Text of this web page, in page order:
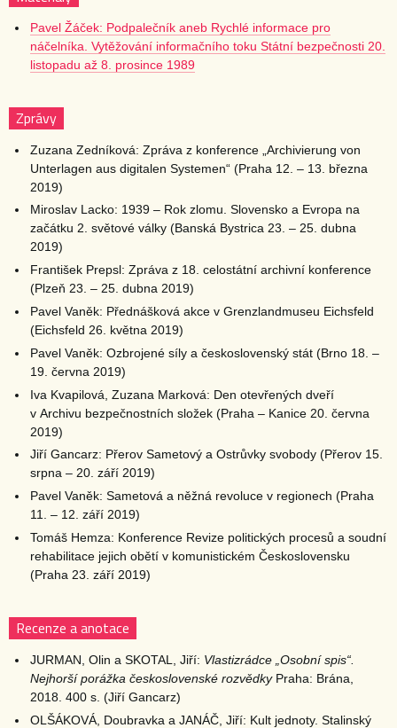
Pavel Žáček: Podpalečník aneb Rychlé informace pro
náčelníka. Vytěžování informačního toku Státní bezpečnosti 20.
listopadu až 8. prosince 1989
Zprávy
Zuzana Zedníková: Zpráva z konference „Archivierung von
Unterlagen aus digitalen Systemen“ (Praha 12. – 13. března
2019)
Miroslav Lacko: 1939 – Rok zlomu. Slovensko a Evropa na
začátku 2. světové války (Banská Bystrica 23. – 25. dubna
2019)
František Prepsl: Zpráva z 18. celostátní archivní konference
(Plzeň 23. – 25. dubna 2019)
Pavel Vaněk: Přednášková akce v Grenzlandmuseu Eichsfeld
(Eichsfeld 26. května 2019)
Pavel Vaněk: Ozbrojené síly a československý stát (Brno 18. –
19. června 2019)
Iva Kvapilová, Zuzana Marková: Den otevřených dveří
v Archivu bezpečnostních složek (Praha – Kanice 20. června
2019)
Jiří Gancarz: Přerov Sametový a Ostrůvky svobody (Přerov 15.
srpna – 20. září 2019)
Pavel Vaněk: Sametová a něžná revoluce v regionech (Praha
11. – 12. září 2019)
Tomáš Hemza: Konference Revize politických procesů a soudní
rehabilitace jejich obětí v komunistickém Československu
(Praha 23. září 2019)
Recenze a anotace
JURMAN, Olin a SKOTAL, Jiří: Vlastizrádce „Osobní spis“.
Nejhorší porážka československé rozvědkyPraha: Brána,
2018. 400 s. (Jiří Gancarz)
OLŠÁKOVÁ, Doubravka a JANÁČ, Jiří: Kult jednoty. Stalinský